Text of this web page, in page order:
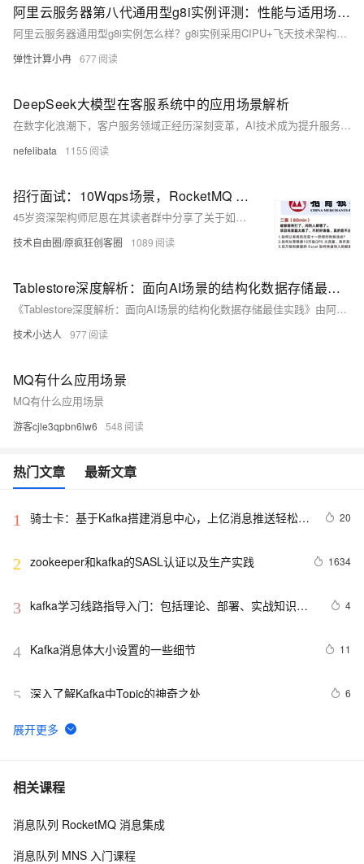
阿里云服务器第八代通用型g8i实例评测：性能与适用场景解析
阿里云服务器通用型g8i实例怎么样？g8i实例采用CIPU+飞天技术架构，并搭载最新的Intel 第五代至强可扩展处理器（代号EMR），不仅性能得到大幅提升，同时还拥有AMX加持的AI能力增强，以及全球范围内率先支持的TDX机密虚拟机能力。这些特性使得g8i实例在AI增强和全面安全防护两大方面表现出色，尤其适用于在线音视频及AI相关应用。本文将深入探讨g8i实例的产品特性、优势、适用场景及规格族，以帮助您更好地了解这款产品，以供参考和选择。
弹性计算小冉 677
DeepSeek大模型在客服系统中的应用场景解析
在数字化浪潮下，客户服务领域正经历深刻变革，AI技术成为提升服务效能与体验的关键。DeepSeek大模型凭借自然语言处理、语音交互及多模态技术，显著优化客服流程，提升用户满意度。它通过智能问答、多轮对话引导、多模态语音客服和情绪监测等功能，革新服务模式，实现高效应答与精准分析，推动人机协作，为企业和客户创造更大价值。
nefelibata 1155
招行面试：10Wqps场景，RocketMQ 顺序消费 的性能 如何提升 ？
45岁资深架构师尼恩在其读者群中分享了关于如何提升RocketMQ顺序消费性能的高并发面试题解析。面对10W QPS的高并发场景，尼恩详细讲解了RocketMQ的调优策略，包括专用方案如增加ConsumeQueue数量、优化Topic设计等，以及通用方案如硬件配置（CPU、内存、磁盘、网络）、操作系统调优、Broker配置调整、客户端配置优化、JVM调优和监控与日志分析等方面。通过系统化的梳理，帮助读者在面试中充分展示技术实力，获得面试官的认可。相关真题及答案将收录于《尼恩Java面试宝典PDF》V175版本中，助力求职者提高架构、设计和开发水平。
技术自由圈/原疯狂创客圈 1089
Tablestore深度解析：面向AI场景的结构化数据存储最佳实践
《Tablestore深度解析：面向AI场景的结构化数据存储最佳实践》由阿里云专家团队分享，涵盖Tablestore十年发展历程、AI时代多模态数据存储需求、VCU模式优化、向量检索发布及客户最佳实践等内容。Tablestore支持大规模在线数据存储，提供高性价比、高性能和高可用性，特别针对AI场景进行优化，满足结构化与非结构化数据的统一存储和高效检索需求。通过多元化索引和Serverless弹性VCU模式，助力企业实现低成本、灵活扩展的数据管理方案。
技术小达人 977
MQ有什么应用场景
MQ有什么应用场景
游客cjle3qpbn6lw6 548
热门文章 最新文章
1
骑士卡：基于Kafka搭建消息中心，上亿消息推送轻松完
20
2 zookeeper和kafka的SASL认证以及生产实践 1634
3 kafka学习线路指导入门：包括理论、部署、实战知识汇
4
4 Kafka消息体大小设置的一些细节 11
5 深入了解Kafka中Topic的神奇之处 6
6 Kafka为什么是高性能高并发高可用架构
7 Kafka【基础知识 01】消息队列介绍+Kafka架构及核心概
8 SpringBoot整合Kafka简单配置实现生产消费
相关课程
消息队列 RocketMQ 消息集成
消息队列 MNS 入门课程